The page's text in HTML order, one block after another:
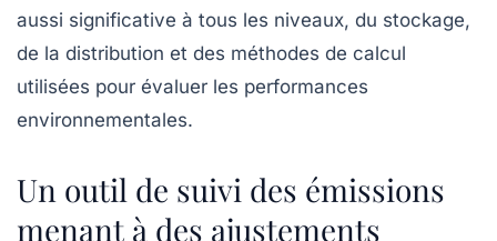
aussi significative à tous les niveaux, du stockage,
de la distribution et des méthodes de calcul
utilisées pour évaluer les performances
environnementales.
Un outil de suivi des émissions
menant à des ajustements